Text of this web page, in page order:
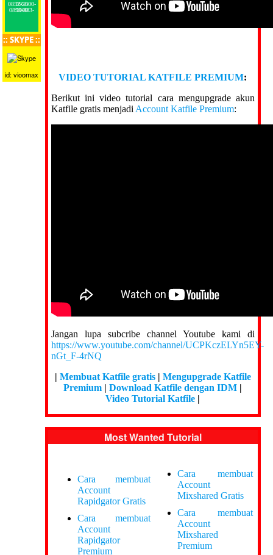
0852-2000-9955
0899-883-5000
:: SKYPE ::
id: vioomax VIDEO TUTORIAL KATFILE PREMIUM:
Berikut ini video tutorial cara mengupgrade akun
Katfile gratis menjadi Account Katfile Premium:
Jangan lupa subcribe channel Youtube kami di
https://www.youtube.com/channel/UCPKczELYn5EY-
nGt_F-4rNQ
| Membuat Katfile gratis| Mengupgrade Katfile
Premium |Download Katfile dengan IDM |
Video Tutorial Katfile |
Most Wanted Tutorial
Cara membuat
Account
Rapidgator Gratis
Cara membuat
Account
Rapidgator
Premium
Cara membuat
Account
Mixshared Gratis
Cara membuat
Account
Mixshared
Premium